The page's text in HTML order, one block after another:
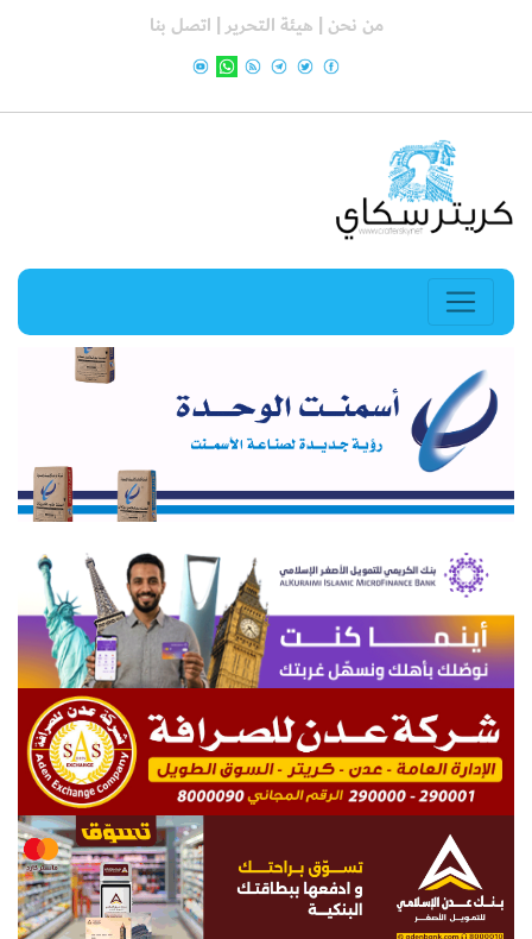
من نحن | هيئة التحرير | اتصل بنا